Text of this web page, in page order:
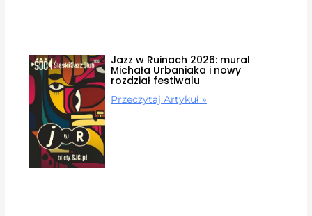
Jazz w Ruinach 2026: mural
Michała Urbaniaka i nowy
rozdział festiwalu
Przeczytaj Artykuł »